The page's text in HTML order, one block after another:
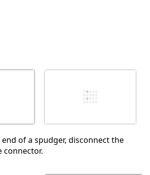
of a spudger, disconnect the
connector.